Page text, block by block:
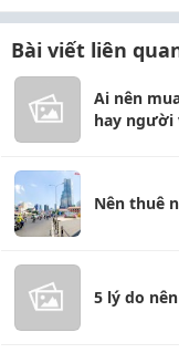
Bài viết liên
Ai nên
hay người
Nên thuê
5 lý do